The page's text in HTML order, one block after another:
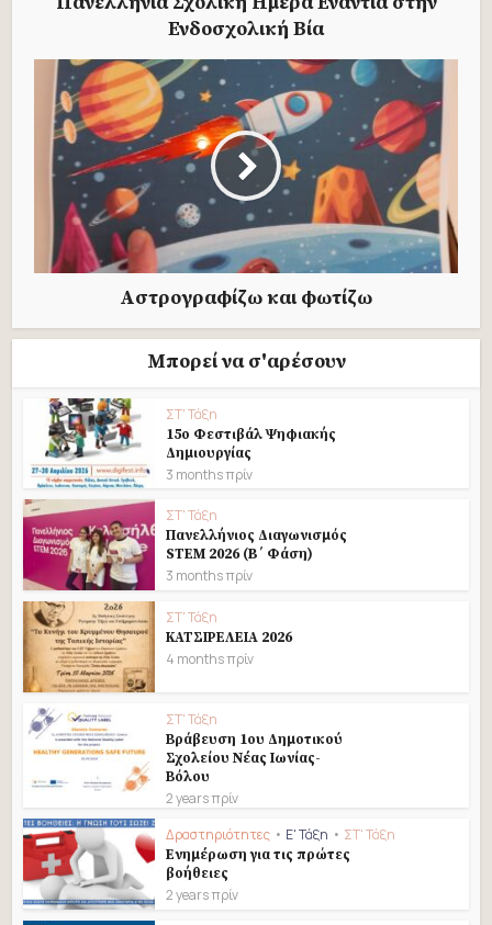
Ενδοσχολική Βία
Αστρογραφίζω και φωτίζω
Μπορεί να σ'αρέσουν
ΣΤ' Τάξη
15ο Φεστιβάλ Ψηφιακής
Δημιουργίας
3 months πρίν
ΣΤ' Τάξη
Πανελλήνιος Διαγωνισμός
STEM 2026 (B΄ Φάση)
3 months πρίν
ΣΤ' Τάξη
ΚΑΤΣΙΡΕΛΕΙΑ 2026
4 months πρίν
ΣΤ' Τάξη
Βράβευση 1ου Δημοτικού
Σχολείου Νέας Ιωνίας-
Βόλου
2 years πρίν
Δραστηριότητες • Ε' Τάξη • ΣΤ' Τάξη
Eνημέρωση για τις πρώτες
βοήθειες
2 years πρίν